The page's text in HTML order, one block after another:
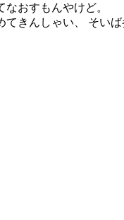
おすもんやけど。
きんしゃい、 そい